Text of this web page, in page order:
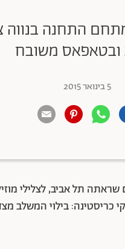
התחנה
ובטאפאס משובח
5 בינואר 2015
תל אביב, לצלילי
כריסטינה: בילוי המשלב